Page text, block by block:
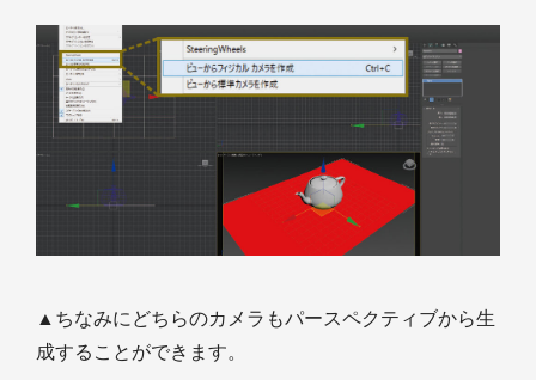
▲ちなみにどちらのカメラもパースペクティブから生
成することができます。